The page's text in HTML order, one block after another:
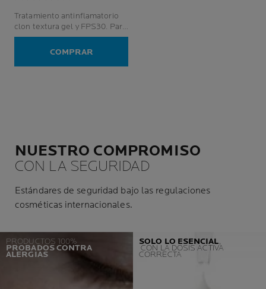
Tratamiento antinflamatorio
clon textura gel y FPS30. Para
piel mixta a grasa, inclusive
pieles sensibles.
COMPRAR
NUESTRO COMPROMISO
CON LA SEGURIDAD
Estándares de seguridad bajo las regulaciones
cosméticas internacionales.
PRODUCTOS 100%
PROBADOS CONTRA
ALERGIAS
SOLO LO ESENCIAL,
CON LA DOSIS ACTIVA
CORRECTA